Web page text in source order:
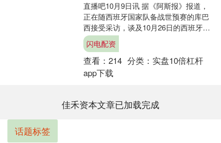
直播吧10月9日讯 据《阿斯报》报道，
正在随西班牙国家队备战世预赛的库巴
西接受采访，谈及10月26日的西班牙国
家德比等话题。 你这次随队集训还带了
课本，听说你想....
闪电配资
查看： 214 分类： 实盘10倍杠杆
app下载
佳禾资本文章已加载完成
话题标签